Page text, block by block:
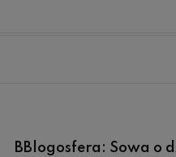
BBlogosfera: Sowa o